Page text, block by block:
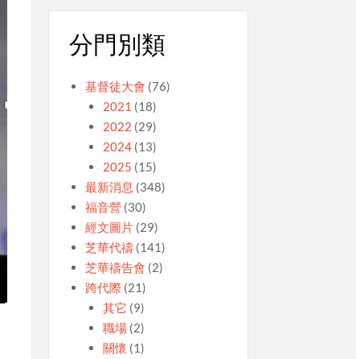
分門別類
基督徒大會 (76)
2021 (18)
2022 (29)
2024 (13)
2025 (15)
最新消息 (348)
福音營(30)
經文圖片(29)
芝華代禱(141)
芝華禱告會 (2)
跨代際(21)
其它 (9)
職場 (2)
關懷 (1)